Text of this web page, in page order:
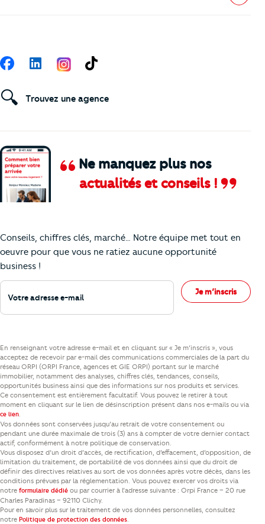
Ne manquez plus nos
actualités et conseils !
Conseils, chiffres clés, marché… Notre équipe met tout en
oeuvre pour que vous ne ratiez aucune opportunité
business !
Votre adresse e-mail
Je m’inscris
Suivez-nous
FacebookLinkedIn TikTok
🔍 Trouvez une agence
En renseignant votre adresse e-mail et en cliquant sur « Je m’inscris », vous
acceptez de recevoir par e-mail des communications commerciales de la part du
réseau ORPI (ORPI France, agences et GIE ORPI) portant sur le marché
immobilier, notamment des analyses, chiffres clés, tendances, conseils,
opportunités business ainsi que des informations sur nos produits et services.
Ce consentement est entièrement facultatif. Vous pouvez le retirer à tout
moment en cliquant sur le lien de désinscription présent dans nos e-mails ou via
ce lien.
Vos données sont conservées jusqu’au retrait de votre consentement ou
pendant une durée maximale de trois (3) ans à compter de votre dernier contact
actif, conformément à notre politique de conservation.
Vous disposez d’un droit d’accès, de rectification, d’effacement, d’opposition, de
limitation du traitement, de portabilité de vos données ainsi que du droit de
définir des directives relatives au sort de vos données après votre décès, dans les
conditions prévues par la réglementation. Vous pouvez exercer vos droits via
notre formulaire dédié ou par courrier à l’adresse suivante : Orpi France – 20 rue
Charles Paradinas – 92110 Clichy.
Pour en savoir plus sur le traitement de vos données personnelles, consultez
notre Politique de protection des données.